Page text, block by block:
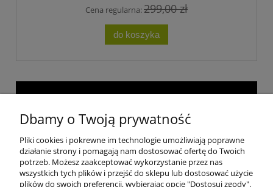
Cena regularna:299,00 zł
do koszyka
Dbamy o Twoją prywatność
Pliki cookies i pokrewne im technologie umożliwiają poprawne
działanie strony i pomagają nam dostosować ofertę do Twoich
potrzeb. Możesz zaakceptować wykorzystanie przez nas
wszystkich tych plików i przejść do sklepu lub dostosować użycie
plików do swoich preferencji, wybierając opcję "Dostosuj zgody".